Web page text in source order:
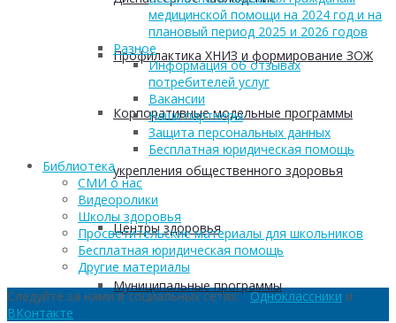
Профилактика ХНИЗ и формирование ЗОЖ
Корпоративные модельные программы
укрепления общественного здоровья
Центры здоровья
Муниципальные программы
медицинской помощи на 2024 год и на
плановый период 2025 и 2026 годов
Разное
Информация об отзывах
потребителей услуг
Вакансии
Наши партнеры
Защита персональных данных
Бесплатная юридическая помощь
Библиотека
СМИ о нас
Видеоролики
Школы здоровья
Просветительские материалы для школьников
Бесплатная юридическая помощь
Другие материалы
Следуйте за нами в социальных сетях:Одноклассники и
ВКонтакте